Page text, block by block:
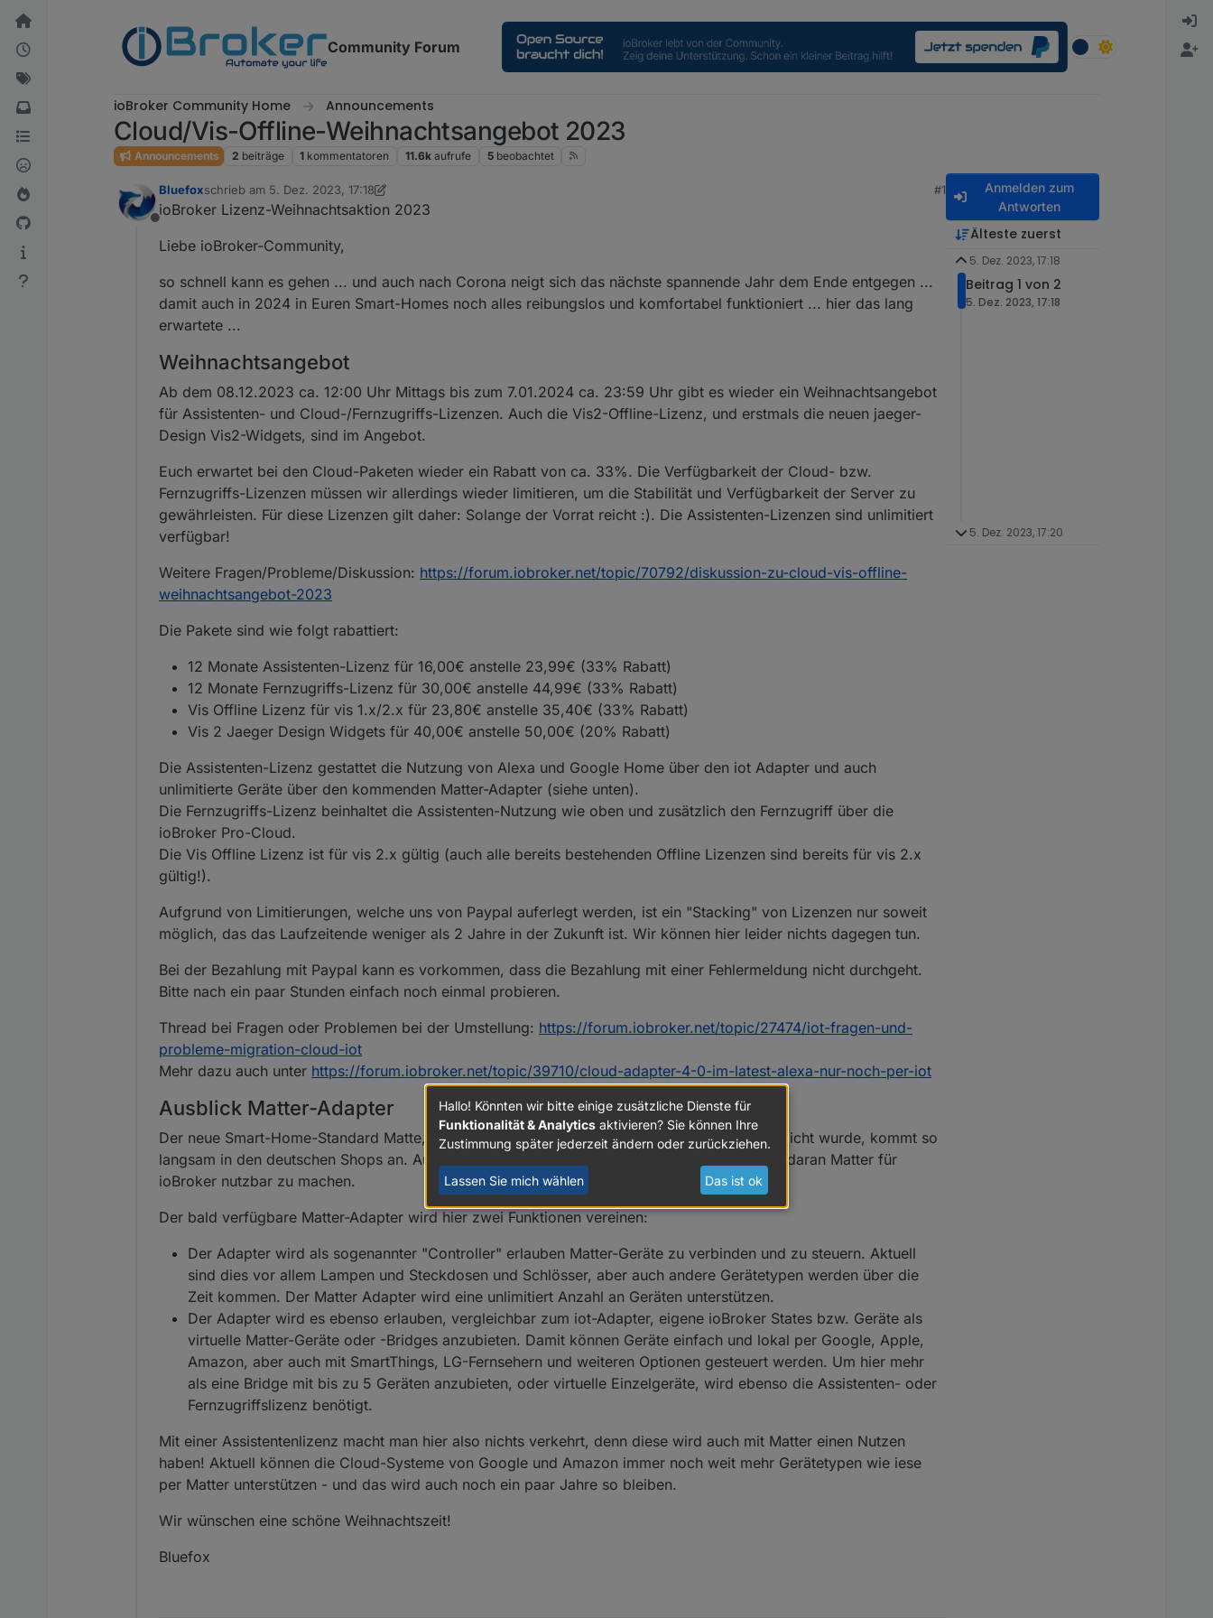
Weiter zum Inhalt
Community Forum
ioBroker Community Home Announcements
Cloud/Vis-Offline-Weihnachtsangebot 2023
Announcements 2 beiträge 1 kommentatoren 11.6k aufrufe 5 beobachtet
Offline
Bluefoxschrieb am 5. Dez. 2023, 17:18
zuletzt editiert von Bluefox 12. Aug. 2023, 10:59
#1
ioBroker Lizenz-Weihnachtsaktion 2023
Liebe ioBroker-Community,
so schnell kann es gehen ... und auch nach Corona neigt sich das nächste spannende Jahr dem Ende entgegen ...
damit auch in 2024 in Euren Smart-Homes noch alles reibungslos und komfortabel funktioniert ... hier das lang
erwartete ...
Weihnachtsangebot
Ab dem 08.12.2023 ca. 12:00 Uhr Mittags bis zum 7.01.2024 ca. 23:59 Uhr gibt es wieder ein Weihnachtsangebot
für Assistenten- und Cloud-/Fernzugriffs-Lizenzen. Auch die Vis2-Offline-Lizenz, und erstmals die neuen jaeger-
Design Vis2-Widgets, sind im Angebot.
Euch erwartet bei den Cloud-Paketen wieder ein Rabatt von ca. 33%. Die Verfügbarkeit der Cloud- bzw.
Fernzugriffs-Lizenzen müssen wir allerdings wieder limitieren, um die Stabilität und Verfügbarkeit der Server zu
gewährleisten. Für diese Lizenzen gilt daher: Solange der Vorrat reicht :). Die Assistenten-Lizenzen sind unlimitiert
verfügbar!
Weitere Fragen/Probleme/Diskussion: https://forum.iobroker.net/topic/70792/diskussion-zu-cloud-vis-offline-
weihnachtsangebot-2023
Die Pakete sind wie folgt rabattiert:
12 Monate Assistenten-Lizenz für 16,00€ anstelle 23,99€ (33% Rabatt)
12 Monate Fernzugriffs-Lizenz für 30,00€ anstelle 44,99€ (33% Rabatt)
Vis Offline Lizenz für vis 1.x/2.x für 23,80€ anstelle 35,40€ (33% Rabatt)
Vis 2 Jaeger Design Widgets für 40,00€ anstelle 50,00€ (20% Rabatt)
Die Assistenten-Lizenz gestattet die Nutzung von Alexa und Google Home über den iot Adapter und auch
unlimitierte Geräte über den kommenden Matter-Adapter (siehe unten).
Die Fernzugriffs-Lizenz beinhaltet die Assistenten-Nutzung wie oben und zusätzlich den Fernzugriff über die
ioBroker Pro-Cloud.
Die Vis Offline Lizenz ist für vis 2.x gültig (auch alle bereits bestehenden Offline Lizenzen sind bereits für vis 2.x
gültig!).
Aufgrund von Limitierungen, welche uns von Paypal auferlegt werden, ist ein "Stacking" von Lizenzen nur soweit
möglich, das das Laufzeitende weniger als 2 Jahre in der Zukunft ist. Wir können hier leider nichts dagegen tun.
Bei der Bezahlung mit Paypal kann es vorkommen, dass die Bezahlung mit einer Fehlermeldung nicht durchgeht.
Bitte nach ein paar Stunden einfach noch einmal probieren.
Thread bei Fragen oder Problemen bei der Umstellung: https://forum.iobroker.net/topic/27474/iot-fragen-und-
probleme-migration-cloud-iot
Mehr dazu auch unter https://forum.iobroker.net/topic/39710/cloud-adapter-4-0-im-latest-alexa-nur-noch-per-iot
Ausblick Matter-Adapter
Der neue Smart-Home-Standard Matte, der vor etwas mehr als einem Jahr offiziell veröffentlicht wurde, kommt so
langsam in den deutschen Shops an. Auch wir von ioBroker arbeiten bereits seit einiger Zeit daran Matter für
ioBroker nutzbar zu machen.
Der bald verfügbare Matter-Adapter wird hier zwei Funktionen vereinen:
Der Adapter wird als sogenannter "Controller" erlauben Matter-Geräte zu verbinden und zu steuern. Aktuell
sind dies vor allem Lampen und Steckdosen und Schlösser, aber auch andere Gerätetypen werden über die
Zeit kommen. Der Matter Adapter wird eine unlimitiert Anzahl an Geräten unterstützen.
Der Adapter wird es ebenso erlauben, vergleichbar zum iot-Adapter, eigene ioBroker States bzw. Geräte als
virtuelle Matter-Geräte oder -Bridges anzubieten. Damit können Geräte einfach und lokal per Google, Apple,
Amazon, aber auch mit SmartThings, LG-Fernsehern und weiteren Optionen gesteuert werden. Um hier mehr
als eine Bridge mit bis zu 5 Geräten anzubieten, oder virtuelle Einzelgeräte, wird ebenso die Assistenten- oder
Fernzugriffslizenz benötigt.
Mit einer Assistentenlizenz macht man hier also nichts verkehrt, denn diese wird auch mit Matter einen Nutzen
haben! Aktuell können die Cloud-Systeme von Google und Amazon immer noch weit mehr Gerätetypen wie iese
per Matter unterstützen - und das wird auch noch ein paar Jahre so bleiben.
Wir wünschen eine schöne Weihnachtszeit!
Bluefox
Anmelden zum
Antworten
Älteste zuerst
5. Dez. 2023, 17:18
Beitrag 1 von 2
5. Dez. 2023, 17:18
5. Dez. 2023, 17:20
Hallo! Könnten wir bitte einige zusätzliche Dienste für
Funktionalität & Analytics aktivieren? Sie können Ihre
Zustimmung später jederzeit ändern oder zurückziehen.
Lassen Sie mich wählen Das ist ok